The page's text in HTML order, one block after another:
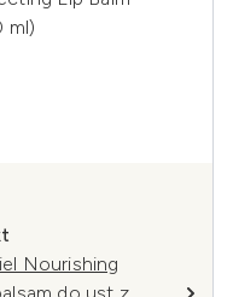
ml)
Nourishing